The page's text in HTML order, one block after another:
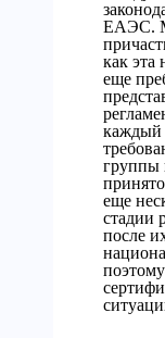
ЕАЭС.
как эта
еще
каждый
группы
еще
стадии
после